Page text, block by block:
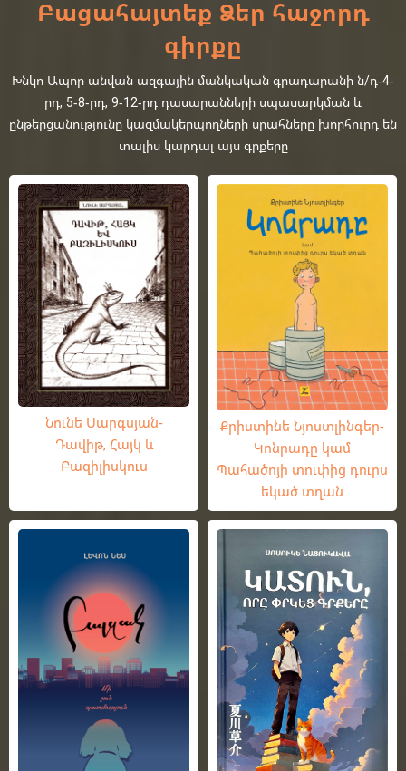
Բացահայտեք Ձեր հաջորդ
գիրքը
Խնկո Ապոր անվան ազգային մանկական գրադարանի ն/դ-4-
րդ, 5-8-րդ, 9-12-րդ դասարանների սպասարկման և
ընթերցանությունը կազմակերպողների սրահները խորհուրդ են
տալիս կարդալ այս գրքերը
Նունե Սարգսյան-
Դավիթ, Հայկ և
Բազիլիսկուս
Քրիստինե Նյոստլինգեր-
Կոնրադը կամ
Պահածոյի տուփից դուրս
եկած տղան